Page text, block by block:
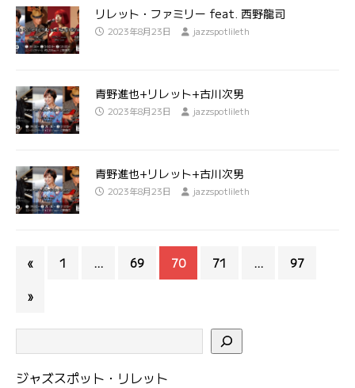
リレット・ファミリー feat. 西野龍司
2023年8月23日 jazzspotlileth
青野進也+リレット+古川次男
2023年8月23日 jazzspotlileth
青野進也+リレット+古川次男
2023年8月23日 jazzspotlileth
« 1 … 69 70 71 … 97
»
ジャズスポット・リレット